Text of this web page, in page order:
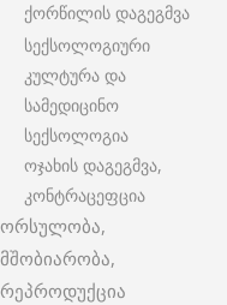
ქორწილის დაგეგმვა
სექსოლოგიური
კულტურა და
სამედიცინო
სექსოლოგია
ოჯახის დაგეგმვა,
კონტრაცეფცია
ორსულობა,
მშობიარობა,
რეპროდუქცია